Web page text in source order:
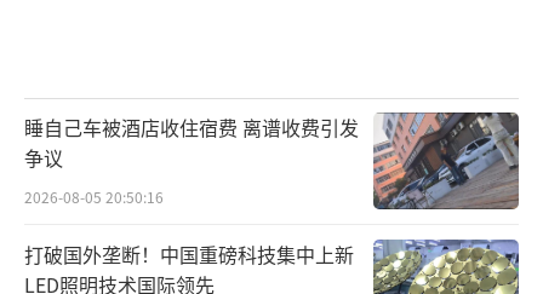
睡自己车被酒店收住宿费 离谱收费引发
争议
2026-08-05 20:50:16
打破国外垄断！中国重磅科技集中上新
LED照明技术国际领先